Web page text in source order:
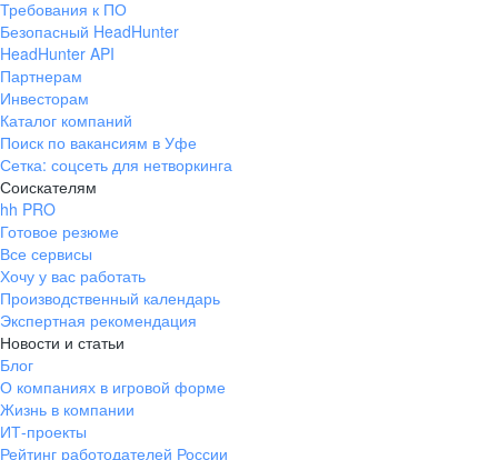
Требования к ПО
Безопасный HeadHunter
HeadHunter API
Партнерам
Инвесторам
Каталог компаний
Поиск по вакансиям в Уфе
Сетка: соцсеть для нетворкинга
Соискателям
hh PRO
Готовое резюме
Все сервисы
Хочу у вас работать
Производственный календарь
Экспертная рекомендация
Новости и статьи
Блог
О компаниях в игровой форме
Жизнь в компании
ИТ-проекты
Рейтинг работодателей России